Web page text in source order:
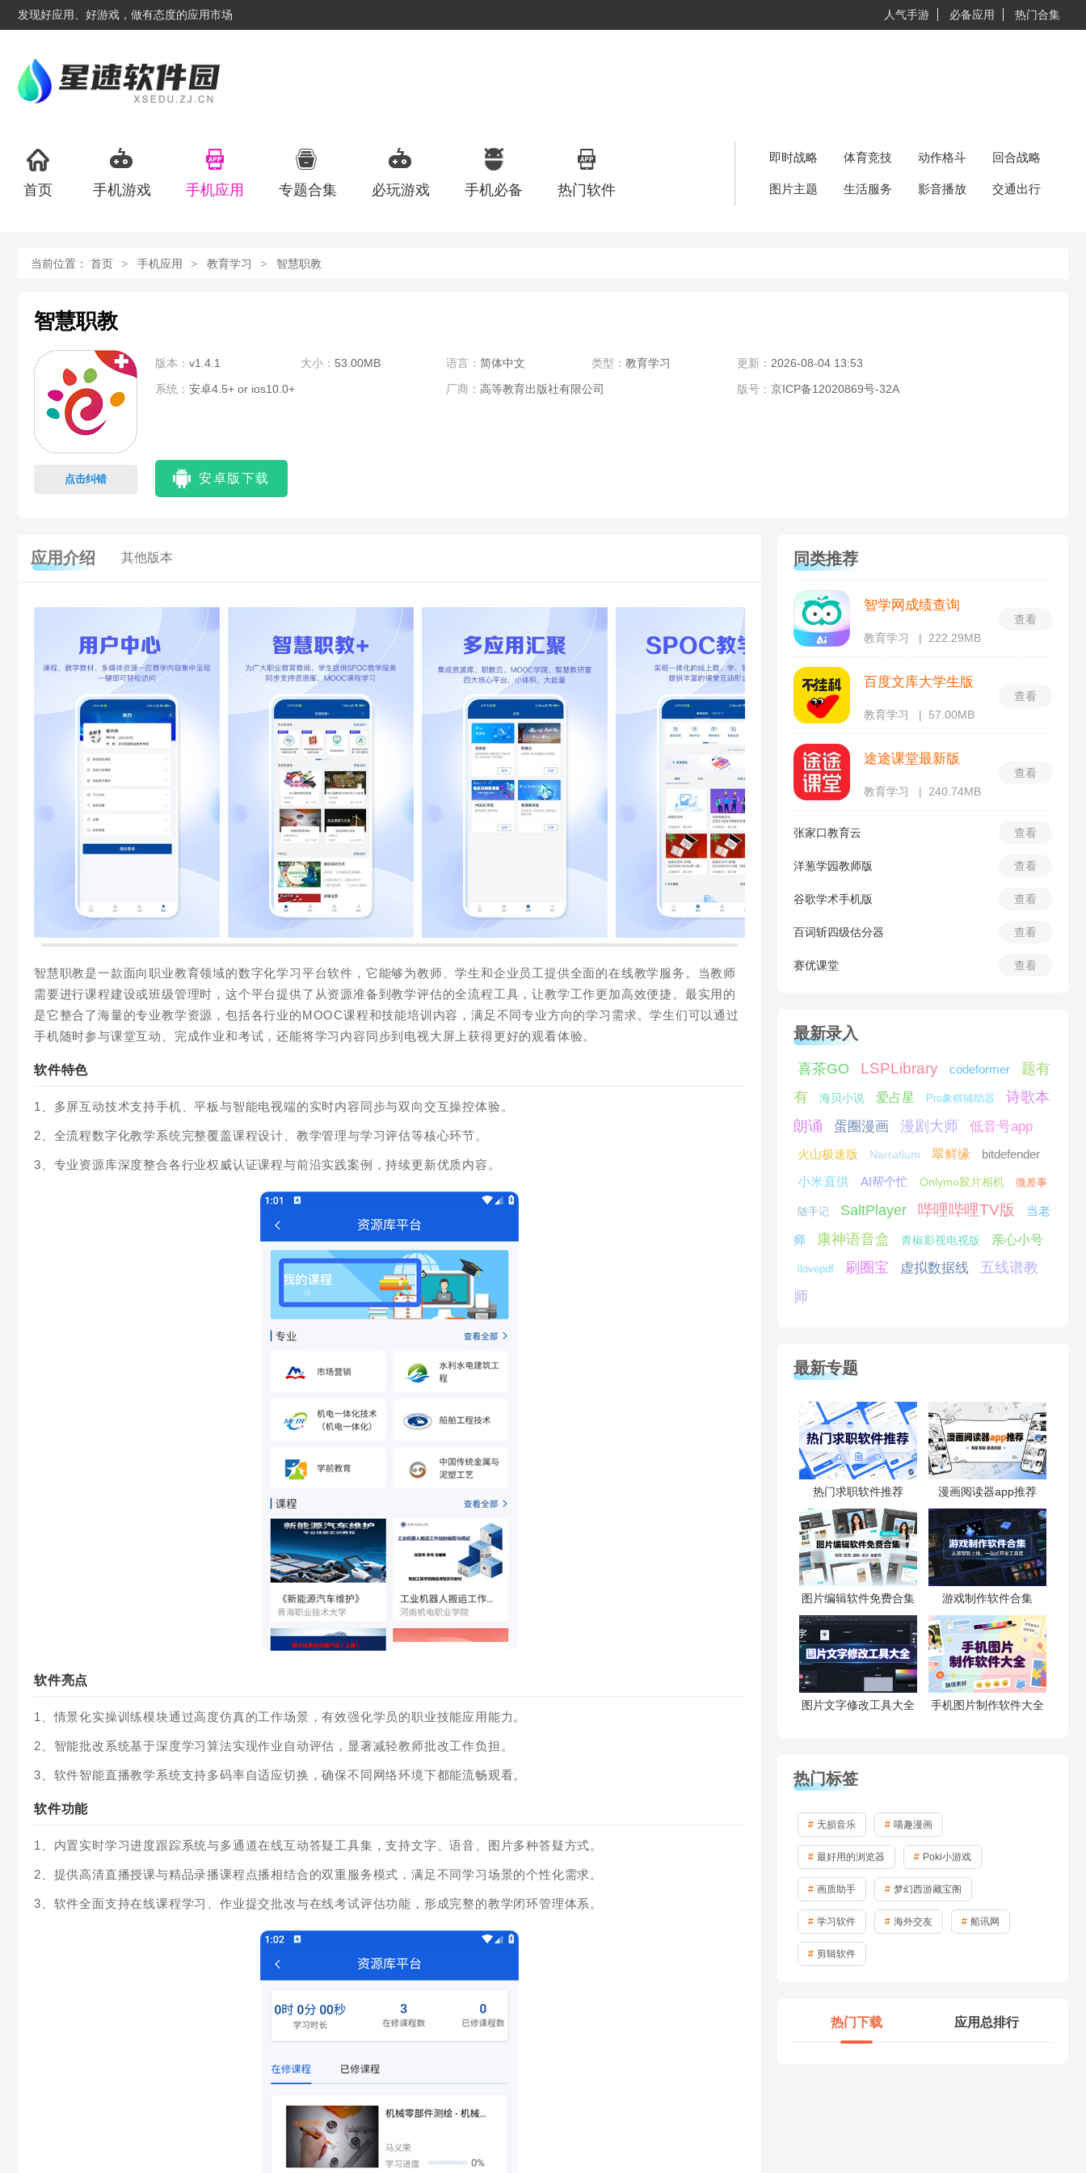
发现好应用、好游戏，做有态度的应用市场 人气手游 必备应用 热门合集
首页 手机游戏 手机应用 专题合集 必玩游戏 手机必备 热门软件
即时战略 体育竞技 动作格斗 回合战略
图片主题 生活服务 影音播放 交通出行
当前位置： 首页 手机应用 教育学习 智慧职教
智慧职教
点击纠错
版本： v1.4.1 大小： 53.00MB 语言： 简体中文 类型： 教育学习 更新： 2026-08-04 13:53
系统： 安卓4.5+ or ios10.0+ 厂商： 高等教育出版社有限公司 版号： 京ICP备12020869号-32A
安卓版下载
应用介绍 其他版本
智慧职教是一款面向职业教育领域的数字化学习平台软件，它能够为教师、学生和企业员工提供全面的在线教学服务。当教师
需要进行课程建设或班级管理时，这个平台提供了从资源准备到教学评估的全流程工具，让教学工作更加高效便捷。最实用的
是它整合了海量的专业教学资源，包括各行业的MOOC课程和技能培训内容，满足不同专业方向的学习需求。学生们可以通过
手机随时参与课堂互动、完成作业和考试，还能将学习内容同步到电视大屏上获得更好的观看体验。
软件特色
1、多屏互动技术支持手机、平板与智能电视端的实时内容同步与双向交互操控体验。
2、全流程数字化教学系统完整覆盖课程设计、教学管理与学习评估等核心环节。
3、专业资源库深度整合各行业权威认证课程与前沿实践案例，持续更新优质内容。
软件亮点
1、情景化实操训练模块通过高度仿真的工作场景，有效强化学员的职业技能应用能力。
2、智能批改系统基于深度学习算法实现作业自动评估，显著减轻教师批改工作负担。
3、软件智能直播教学系统支持多码率自适应切换，确保不同网络环境下都能流畅观看。
软件功能
1、内置实时学习进度跟踪系统与多通道在线互动答疑工具集，支持文字、语音、图片多种答疑方式。
2、提供高清直播授课与精品录播课程点播相结合的双重服务模式，满足不同学习场景的个性化需求。
3、软件全面支持在线课程学习、作业提交批改与在线考试评估功能，形成完整的教学闭环管理体系。
同类推荐
智学网成绩查询
教育学习 222.29MB
查看
百度文库大学生版
教育学习 57.00MB
查看
途途课堂最新版
教育学习 240.74MB
查看
张家口教育云 查看
洋葱学园教师版 查看
谷歌学术手机版 查看
百词斩四级估分器 查看
赛优课堂 查看
最新录入
喜茶GO LSPLibrary codeformer
题有
有
海贝小说 爱占星 Pro象棋辅助器
诗歌本
朗诵
蛋圈漫画 漫剧大师 低音号app
火山极速版 Narratium 翠鲜缘
bitdefender
小米直供
AI帮个忙 Onlymo胶片相机 微差事
随手记 SaltPlayer 哔哩哔哩TV版 当老
师 康神语音盒 青椒影视电视版 亲心小号
ilovepdf 刷圈宝 虚拟数据线
五线谱教
师
最新专题
热门求职软件推荐 漫画阅读器app推荐
图片编辑软件免费合集 游戏制作软件合集
图片文字修改工具大全 手机图片制作软件大全
热门标签
无损音乐 喵趣漫画
最好用的浏览器 Poki小游戏
画质助手 梦幻西游藏宝阁
学习软件 海外交友 船讯网
剪辑软件
热门下载 应用总排行